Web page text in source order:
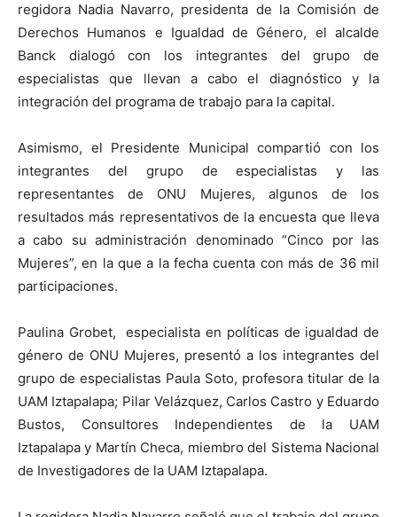
regidora Nadia Navarro, presidenta de la Comisión de
Derechos Humanos e Igualdad de Género, el alcalde
Banck dialogó con los integrantes del grupo de
especialistas que llevan a cabo el diagnóstico y la
integración del programa de trabajo para la capital.
Asimismo, el Presidente Municipal compartió con los
integrantes del grupo de especialistas y las
representantes de ONU Mujeres, algunos de los
resultados más representativos de la encuesta que lleva
a cabo su administración denominado “Cinco por las
Mujeres”, en la que a la fecha cuenta con más de 36 mil
participaciones.
Paulina Grobet, especialista en políticas de igualdad de
género de ONU Mujeres, presentó a los integrantes del
grupo de especialistas Paula Soto, profesora titular de la
UAM Iztapalapa; Pilar Velázquez, Carlos Castro y Eduardo
Bustos, Consultores Independientes de la UAM
Iztapalapa y Martín Checa, miembro del Sistema Nacional
de Investigadores de la UAM Iztapalapa.